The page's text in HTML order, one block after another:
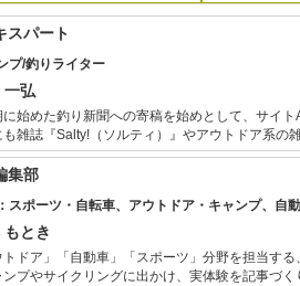
スパート
プ/釣りライター
一弘
始めた釣り新聞への寄稿を始めとして、サイ
雑誌『Salty!（ソルティ）』やアウトドア系の雑誌や
海山湖を駆けまわっている自然派で、あらゆ
な魚を追っている。 キャンプ用品は、あえて
集部
スポーツ・自転車、アウトドア・キャンプ、自
もとき
トドア」「自動車」「スポーツ」分野を担当す
ンプやサイクリングに出かけ、実体験を記事づ